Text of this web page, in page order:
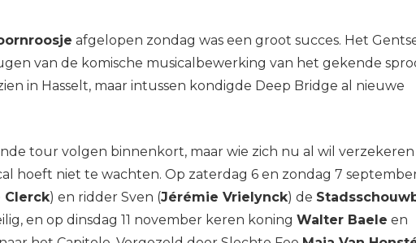
afgelopen zondag was een groot succes. Het
van de komische musicalbewerking van het gekende
in Hasselt, maar intussen kondigde Deep Bridge al nieuwe
tour volgen binnenkort, maar wie zich nu al wil verzekeren
hoeft niet te wachten. Op zaterdag 6 en zondag 7
Clerck) en ridder Sven (Jérémie Vrielynck) de
en op dinsdag 11 november keren koning Walter Baele en